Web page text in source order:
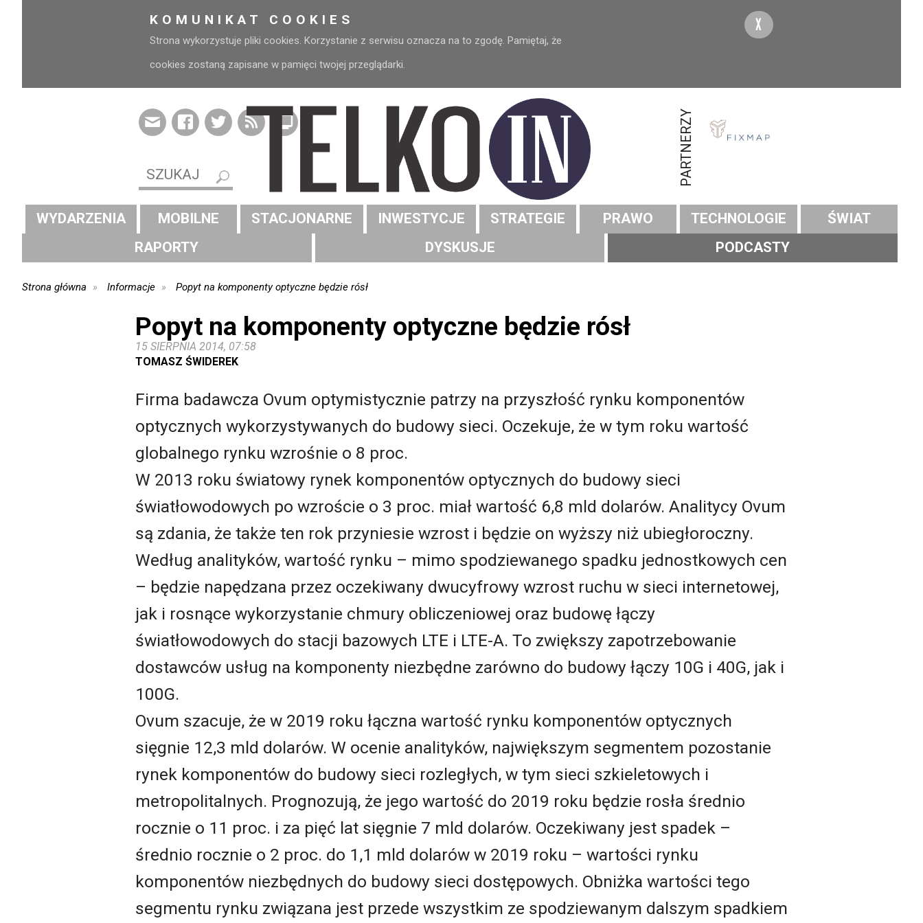
KOMUNIKAT COOKIES
Strona wykorzystuje pliki cookies. Korzystanie z serwisu oznacza na to zgodę. Pamiętaj, że
cookies zostaną zapisane w pamięci twojej przeglądarki.
X
PARTNERZY
WYDARZENIA MOBILNE STACJONARNE INWESTYCJE STRATEGIE PRAWO TECHNOLOGIE
ŚWIAT
RAPORTY
DYSKUSJE PODCASTY
Strona główna Informacje Popyt na komponenty optyczne będzie rósł
Popyt na komponenty optyczne będzie rósł
15 SIERPNIA 2014, 07:58
TOMASZ ŚWIDEREK
Firma badawcza Ovum optymistycznie patrzy na przyszłość rynku komponentów
optycznych wykorzystywanych do budowy sieci. Oczekuje, że w tym roku wartość
globalnego rynku wzrośnie o 8 proc.
W 2013 roku światowy rynek komponentów optycznych do budowy sieci
światłowodowych po wzroście o 3 proc. miał wartość 6,8 mld dolarów. Analitycy Ovum
są zdania, że także ten rok przyniesie wzrost i będzie on wyższy niż ubiegłoroczny.
Według analityków, wartość rynku – mimo spodziewanego spadku jednostkowych cen
– będzie napędzana przez oczekiwany dwucyfrowy wzrost ruchu w sieci internetowej,
jak i rosnące wykorzystanie chmury obliczeniowej oraz budowę łączy
światłowodowych do stacji bazowych LTE i LTE-A. To zwiększy zapotrzebowanie
dostawców usług na komponenty niezbędne zarówno do budowy łączy 10G i 40G, jak i
100G.
Ovum szacuje, że w 2019 roku łączna wartość rynku komponentów optycznych
sięgnie 12,3 mld dolarów. W ocenie analityków, największym segmentem pozostanie
rynek komponentów do budowy sieci rozległych, w tym sieci szkieletowych i
metropolitalnych. Prognozują, że jego wartość do 2019 roku będzie rosła średnio
rocznie o 11 proc. i za pięć lat sięgnie 7 mld dolarów. Oczekiwany jest spadek –
średnio rocznie o 2 proc. do 1,1 mld dolarów w 2019 roku – wartości rynku
komponentów niezbędnych do budowy sieci dostępowych. Obniżka wartości tego
segmentu rynku związana jest przede wszystkim ze spodziewanym dalszym spadkiem